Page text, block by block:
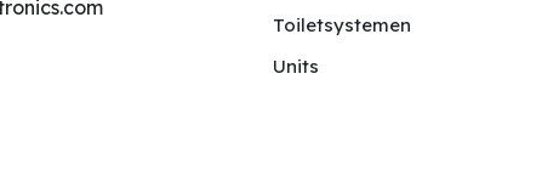
Toiletsystemen
Units